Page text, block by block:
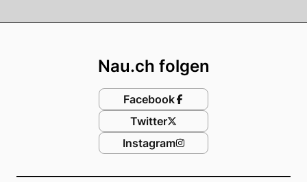
Nau.ch folgen
Facebook
Twitter
Instagram